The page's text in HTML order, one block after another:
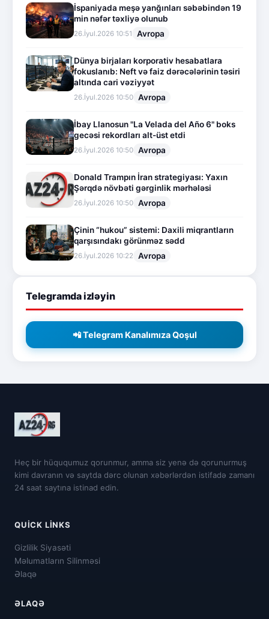
İspaniyada meşə yanğınları səbəbindən 19
min nəfər təxliyə olunub
26.İyul.2026 10:51 Avropa
Dünya birjaları korporativ hesabatlara
fokuslanıb: Neft və faiz dərəcələrinin təsiri
altında cari vəziyyət
26.İyul.2026 10:50 Avropa
İbay Llanosun "La Velada del Año 6" boks
gecəsi rekordları alt-üst etdi
26.İyul.2026 10:50 Avropa
Donald Trampın İran strategiyası: Yaxın
Şərqdə növbəti gərginlik mərhələsi
26.İyul.2026 10:50 Avropa
Çinin “hukou” sistemi: Daxili miqrantların
qarşısındakı görünməz sədd
26.İyul.2026 10:22 Avropa
Telegramda izləyin
📲 Telegram Kanalımıza Qoşul
Heç bir hüququmuz qorunmur, amma siz yenə də qorunurmuş
kimi davranın və saytda dərc olunan xəbərlərdən istifadə zamanı
24 saat saytına istinad edin.
QUICK LINKS
Gizlilik Siyasəti
Məlumatların Silinməsi
Əlaqə
ƏLAQƏ